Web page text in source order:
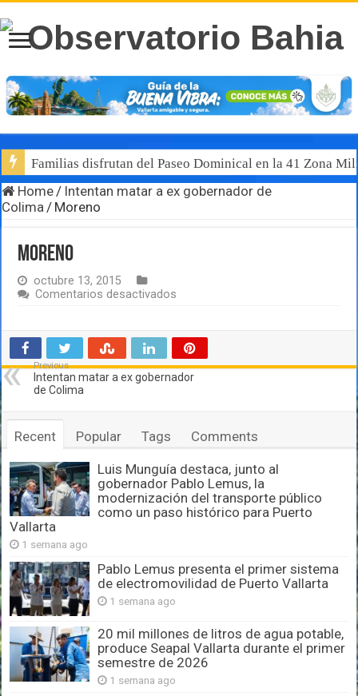
Familias disfrutan del Paseo Dominical en la 41 Zona
Home/ Intentan matar a ex gobernador de
Colima/ Moreno
Moreno
octubre 13, 2015
Comentarios desactivados
Previous
Intentan matar a ex gobernador
de Colima
Recent Popular Tags Comments
Luis Munguía destaca, junto al
gobernador Pablo Lemus, la
modernización del transporte público
como un paso histórico para Puerto
Vallarta
1 semana ago
Pablo Lemus presenta el primer sistema
de electromovilidad de Puerto Vallarta
1 semana ago
20 mil millones de litros de agua potable,
produce Seapal Vallarta durante el primer
semestre de 2026
1 semana ago